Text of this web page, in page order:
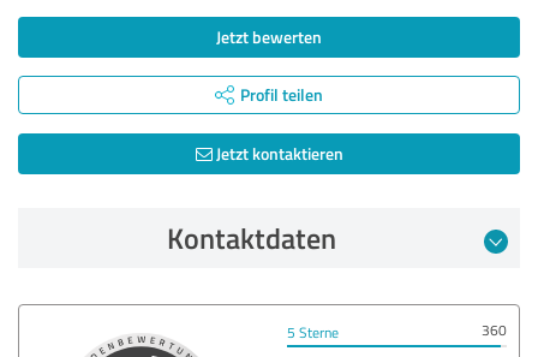
Jetzt bewerten
Profil teilen
Jetzt kontaktieren
Kontaktdaten
5 Sterne
360